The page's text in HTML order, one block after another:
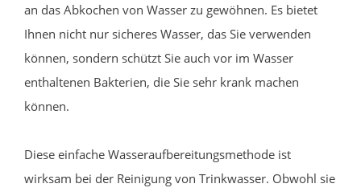
an das Abkochen von Wasser zu gewöhnen. Es bietet
Ihnen nicht nur sicheres Wasser, das Sie verwenden
können, sondern schützt Sie auch vor im Wasser
enthaltenen Bakterien, die Sie sehr krank machen
können.
Diese einfache Wasseraufbereitungsmethode ist
wirksam bei der Reinigung von Trinkwasser. Obwohl sie